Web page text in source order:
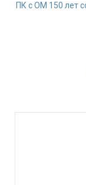
ПК с ОМ 150 лет